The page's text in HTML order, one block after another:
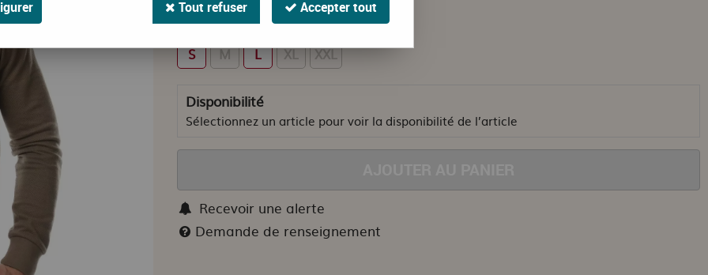
Faites votre choix
S M L XL XXL
Disponibilité
Sélectionnez un article pour voir la disponibilité de l’article
Recevoir une alerte
Demande de renseignement
Tout refuser Accepter tout